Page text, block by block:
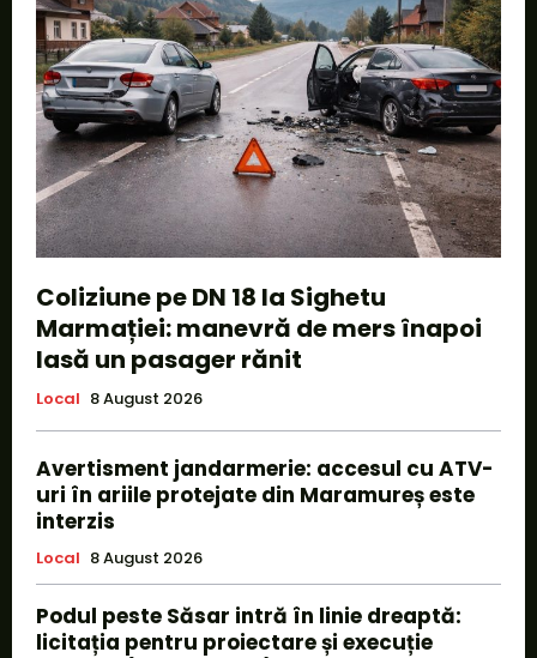
Coliziune pe DN 18 la Sighetu
Marmației: manevră de mers înapoi
lasă un pasager rănit
Local 8 August 2026
Avertisment jandarmerie: accesul cu ATV-
uri în ariile protejate din Maramureș este
interzis
Local 8 August 2026
Podul peste Săsar intră în linie dreaptă:
licitația pentru proiectare și execuție